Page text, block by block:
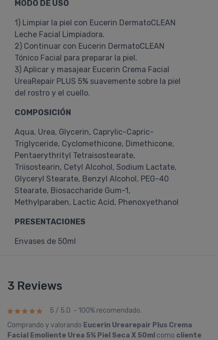
MODO DE USO
1) Limpiar la piel con Eucerin DermatoCLEAN
Leche Facial Limpiadora.
2) Continuar con Eucerin DermatoCLEAN
Tónico Facial para preparar la piel.
3) Aplicar y masajear Eucerin Crema Facial
UreaRepair PLUS 5% suavemente sobre la piel
del rostro y el cuello.
COMPOSICIÓN
Aqua, Urea, Glycerin, Caprylic-Capric-
Triglyceride, Cyclomethicone, Dimethicone,
Pentaerythrityl Tetraisostearate,
Triisostearin, Cetyl Alcohol, Sodium Lactate,
Glyceryl Stearate, Benzyl Alcohol, PEG-40
Stearate, Biosaccharide Gum-1,
Methylparaben, Lactic Acid, Phenoxyethanol
PRESENTACIONES
Envases de 50ml
3 Reviews
5 / 5.0 - 100% recomendado.
Comprando y valorando Eucerin Urearepair Plus Crema
Facial Emoliente Urea 5% Piel Seca X 50ml como cliente